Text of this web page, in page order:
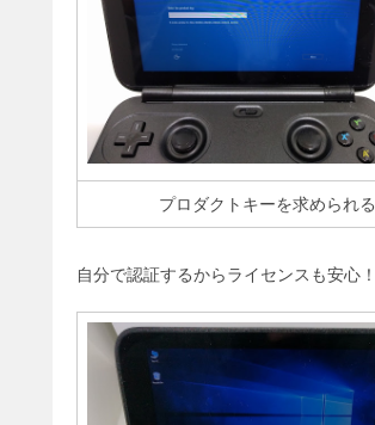
プロダクトキーを求められる
自分で認証するからライセンスも安心！